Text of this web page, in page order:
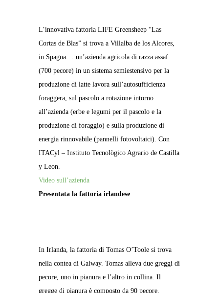
L’innovativa fattoria LIFE Greensheep “Las
Cortas de Blas” si trova a Villalba de los Alcores,
in Spagna.
: un’azienda agricola di razza assaf
(700 pecore) in un sistema semiestensivo per la
produzione di latte lavora sull’autosufficienza
foraggera, sul pascolo a rotazione intorno
all’azienda (erbe e legumi per il pascolo e la
produzione di foraggio) e sulla produzione di
energia rinnovabile (pannelli fotovoltaici). Con
ITACyl – Instituto Tecnològico Agrario de Castilla
y Leon.
Video sull’azienda
Presentata la fattoria irlandese
In Irlanda, la fattoria di Tomas O’Toole si trova
nella contea di Galway. Tomas alleva due greggi di
pecore, uno in pianura e l’altro in collina. Il
gregge di pianura è composto da 90 pecore,